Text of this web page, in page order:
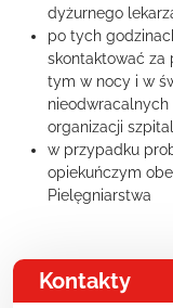
dyżurnego
po tych
skontaktować za
tym w nocy i w
organizacji
w przypadku
opiekuńczym
Pielęgniarstwa
Kontakty